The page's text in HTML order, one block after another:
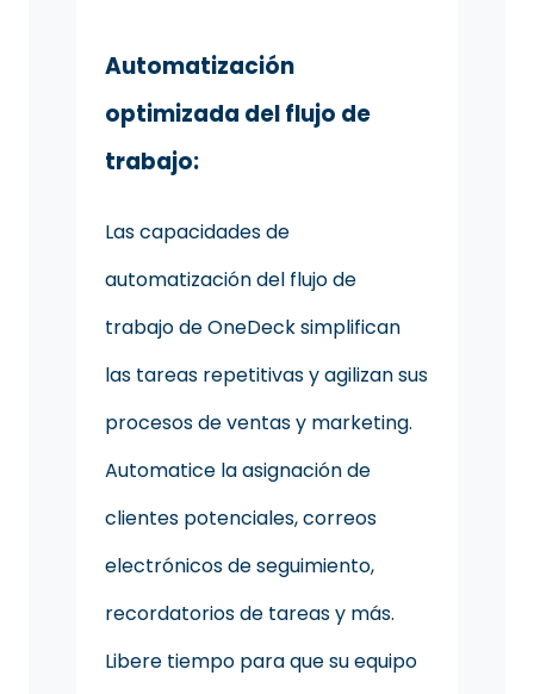
Automatización
optimizada del flujo de
trabajo:
Las capacidades de
automatización del flujo de
trabajo de OneDeck simplifican
las tareas repetitivas y agilizan sus
procesos de ventas y marketing.
Automatice la asignación de
clientes potenciales, correos
electrónicos de seguimiento,
recordatorios de tareas y más.
Libere tiempo para que su equipo